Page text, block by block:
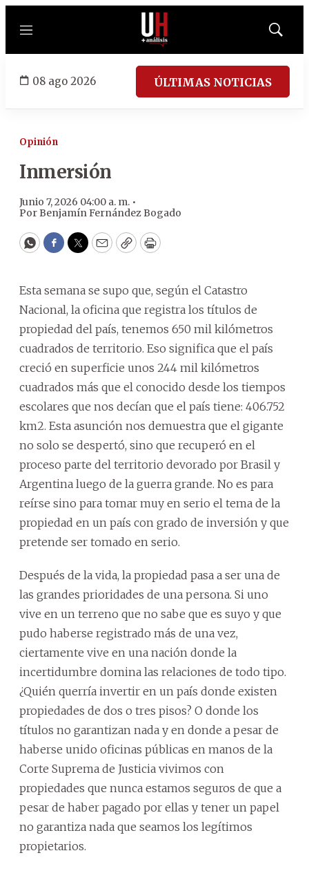
Menú
Mostrar
08 ago 2026 ÚLTIMAS NOTICIAS
Opinión
Inmersión
Junio 7, 2026 04:00 a. m. •
PorBenjamín Fernández Bogado
WhatsApp
Facebook
Twitter
EmailCopyPrint
Esta semana se supo que, según el Catastro
Nacional, la oficina que registra los títulos de
propiedad del país, tenemos 650 mil kilómetros
cuadrados de territorio. Eso significa que el país
creció en superficie unos 244 mil kilómetros
cuadrados más que el conocido desde los tiempos
escolares que nos decían que el país tiene: 406.752
km2. Esta asunción nos demuestra que el gigante
no solo se despertó, sino que recuperó en el
proceso parte del territorio devorado por Brasil y
Argentina luego de la guerra grande. No es para
reírse sino para tomar muy en serio el tema de la
propiedad en un país con grado de inversión y que
pretende ser tomado en serio.
Después de la vida, la propiedad pasa a ser una de
las grandes prioridades de una persona. Si uno
vive en un terreno que no sabe que es suyo y que
pudo haberse registrado más de una vez,
ciertamente vive en una nación donde la
incertidumbre domina las relaciones de todo tipo.
¿Quién querría invertir en un país donde existen
propiedades de dos o tres pisos? O donde los
títulos no garantizan nada y en donde a pesar de
haberse unido oficinas públicas en manos de la
Corte Suprema de Justicia vivimos con
propiedades que nunca estamos seguros de que a
pesar de haber pagado por ellas y tener un papel
no garantiza nada que seamos los legítimos
propietarios.